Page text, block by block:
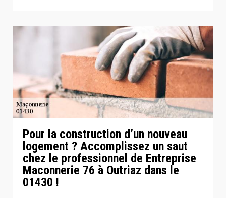
Pour la construction d’un nouveau
logement ? Accomplissez un saut
chez le professionnel de Entreprise
Maconnerie 76 à Outriaz dans le
01430 !